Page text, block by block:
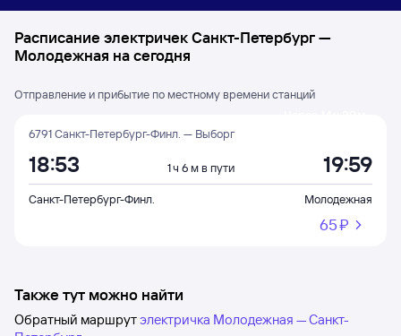
Расписание электричек Санкт-Петербург —
Молодежная на сегодня
Отправление и прибытие по местному времени станций
6791 Санкт-Петербург-Финл. — Выборг
18:53 1 ч 6 м в пути 19:59
Санкт-Петербург-Финл. Молодежная
65 ⁠₽
Также тут можно найти
Обратный маршрутэлектричка Молодежная — Санкт-